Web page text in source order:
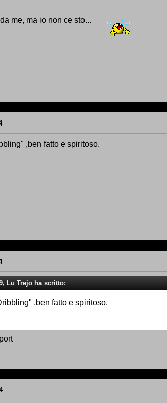
me, ma io non ce sto...
,ben fatto e spiritoso.
Lu Trejo ha scritto:
,ben fatto e spiritoso.